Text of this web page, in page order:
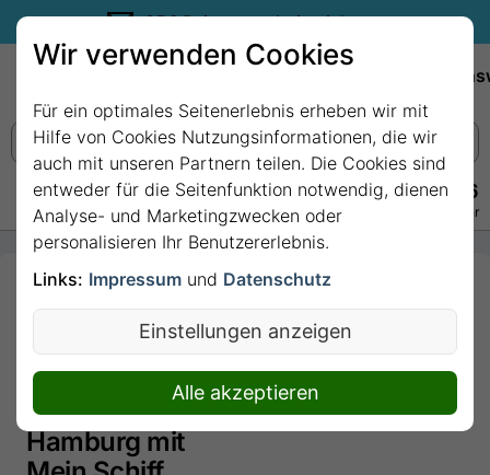
35€ Reisegutschein sichern.
+49 228 3875 7256
Persönlich · Kostenlos · Täglich 08–22 Uhr
3 Nächte -
Hygge-
Momente in
Kopenhagen
- ab Kiel/bis
Hamburg mit
Wir verwenden Cookies
Für ein optimales Seitenerlebnis erheben wir mit
Hilfe von Cookies Nutzungsinformationen, die wir
auch mit unseren Partnern teilen. Die Cookies sind
entweder für die Seitenfunktion notwendig, dienen
Analyse- und Marketingzwecken oder
personalisieren Ihr Benutzererlebnis.
Links: Impressum und Datenschutz
Einstellungen anzeigen
Alle akzeptieren